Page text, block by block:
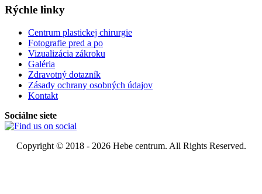
Rýchle linky
Centrum plastickej chirurgie
Fotografie pred a po
Vizualizácia zákroku
Galéria
Zdravotný dotazník
Zásady ochrany osobných údajov
Kontakt
Sociálne siete
Copyright © 2018 - 2026 Hebe centrum. All Rights Reserved.